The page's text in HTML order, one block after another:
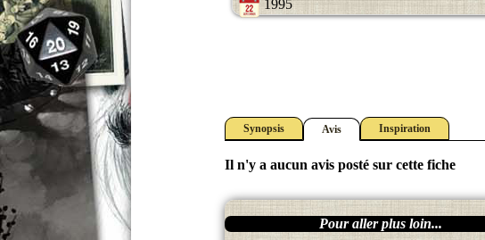
1995
Synopsis Avis Inspiration
Il n'y a aucun avis posté sur cette fiche
Pour aller plus loin...